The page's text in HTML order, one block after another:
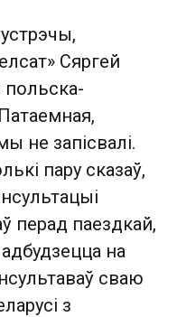
Сяргей
польска-
не запісвалі.
пару сказаў,
перад паездкай,
адбудзецца на
сваю
з